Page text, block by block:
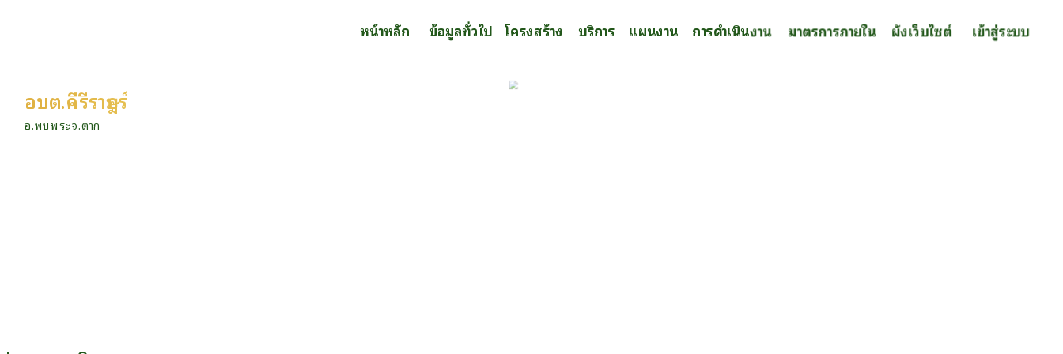
อบต.คีรีราษฎร์
อ.พบพระ จ.ตาก
หน้าหลัก ข้อมูลทั่วไป โครงสร้าง บริการ แผนงาน การดำเนินงาน มาตรการภายใน ผังเว็บไซต์ เข้าสู่ระบบ